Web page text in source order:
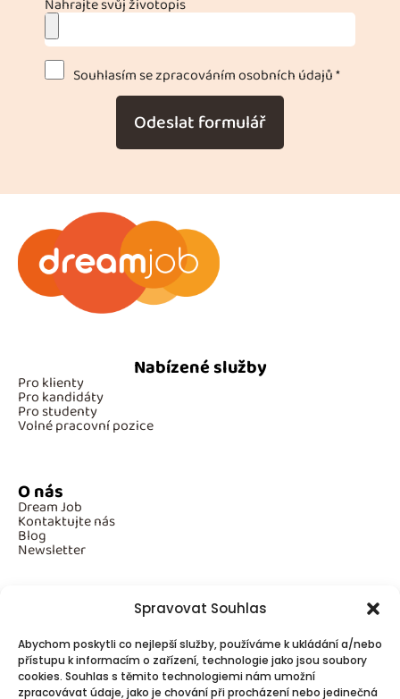
Spravovat Souhlas
Abychom poskytli co nejlepší služby, používáme k ukládání a/nebo
přístupu k informacím o zařízení, technologie jako jsou soubory
cookies. Souhlas s těmito technologiemi nám umožní
zpracovávat údaje, jako je chování při procházení nebo jedinečná
Nahrajte svůj životopis
Souhlasím se zpracováním osobních údajů *
Odeslat formulář
Nabízené služby
Pro klienty
Pro kandidáty
Pro studenty
Volné pracovní pozice
O nás
Dream Job
Kontaktujte nás
Blog
Newsletter
Povinné informace
GDPR
Cookies